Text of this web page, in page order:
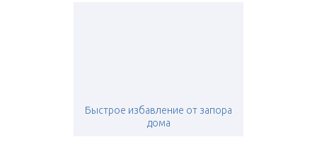
Быстрое избавление от запора
дома